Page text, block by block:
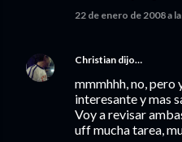
22 de enero de 2008 a
Christian dijo…
mmmhhh, no, pero
interesante y mas
Voy a revisar
uff mucha tarea,